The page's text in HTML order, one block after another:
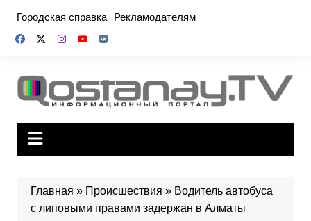
содержимому
Городская справка Рекламодателям
Главная » Происшествия » Водитель автобуса
с липовыми правами задержан в Алматы